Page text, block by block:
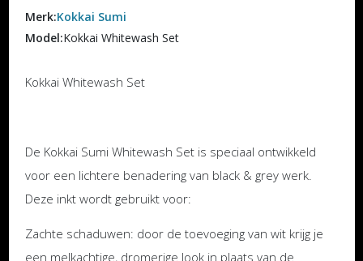
Merk:Kokkai Sumi
Model:Kokkai Whitewash Set
Kokkai Whitewash Set
De Kokkai Sumi Whitewash Set is speciaal ontwikkeld
voor een lichtere benadering van black & grey werk.
Deze inkt wordt gebruikt voor:
Zachte schaduwen: door de toevoeging van wit krijg je
een melkachtige, dromerige look in plaats van de